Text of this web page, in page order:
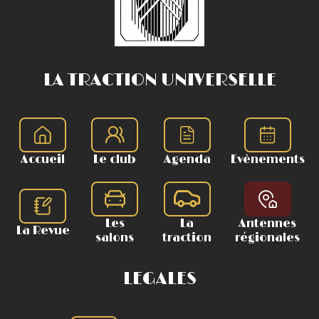
LA TRACTION UNIVERSELLE
Accueil Le club Agenda Evènements
La Revue
Les
salons
La
traction
Antennes
régionales
LEGALES